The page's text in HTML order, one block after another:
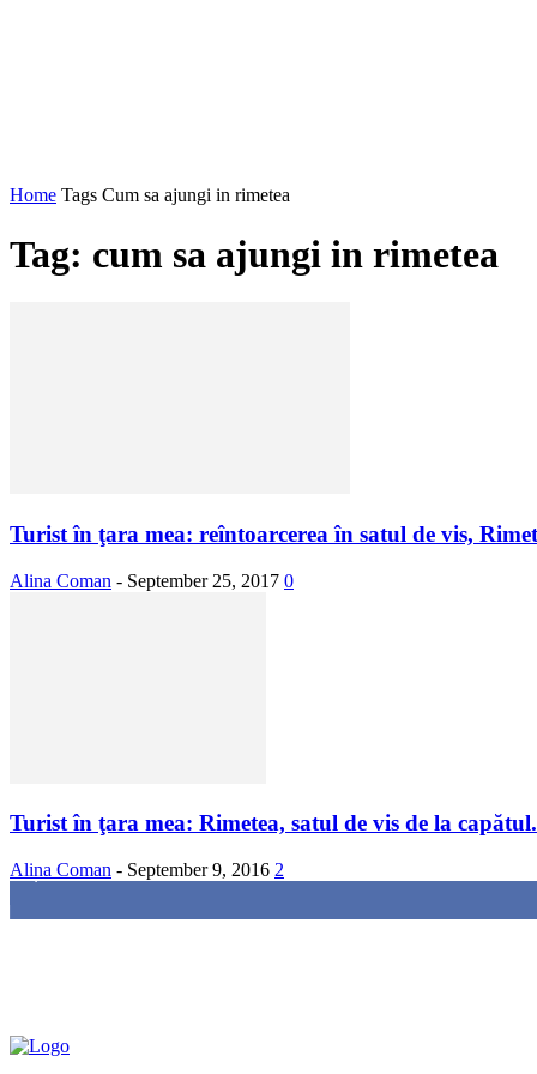
Home Tags Cum sa ajungi in rimetea
Tag: cum sa ajungi in rimetea
Turist în ţara mea: reîntoarcerea în satul de vis,
Alina Coman - September 25, 2017 0
Turist în ţara mea: Rimetea, satul de vis de la
Alina Coman - September 9, 2016 2
85,000 Fans